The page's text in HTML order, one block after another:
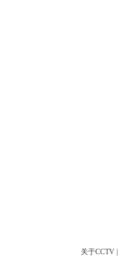
关于CCTV